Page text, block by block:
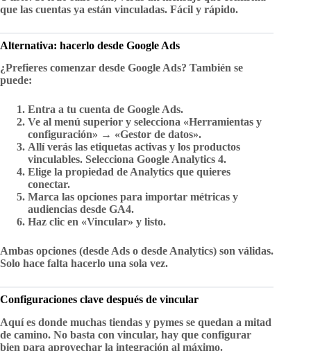
que las cuentas ya están vinculadas. Fácil y rápido.
Alternativa: hacerlo desde Google Ads
¿Prefieres comenzar desde Google Ads? También se
puede:
Entra a tu cuenta de Google Ads.
Ve al menú superior y selecciona «Herramientas y
configuración» → «Gestor de datos».
Allí verás las etiquetas activas y los productos
vinculables. Selecciona Google Analytics 4.
Elige la propiedad de Analytics que quieres
conectar.
Marca las opciones para importar métricas y
audiencias desde GA4.
Haz clic en «Vincular» y listo.
Ambas opciones (desde Ads o desde Analytics) son válidas.
Solo hace falta hacerlo una sola vez.
Configuraciones clave después de vincular
Aquí es donde muchas tiendas y pymes se quedan a mitad
de camino. No basta con vincular, hay que configurar
bien para aprovechar la integración al máximo.